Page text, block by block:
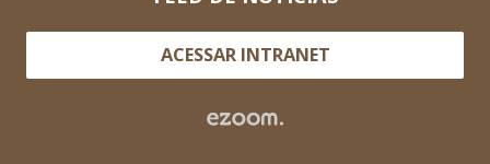
ACESSAR INTRANET